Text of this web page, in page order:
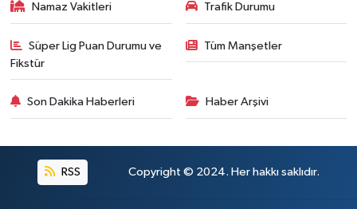
Namaz Vakitleri Trafik Durumu
Süper Lig Puan Durumu ve
Fikstür
Tüm Manşetler
Son Dakika Haberleri Haber Arşivi
RSS Copyright © 2024. Her hakkı saklıdır.